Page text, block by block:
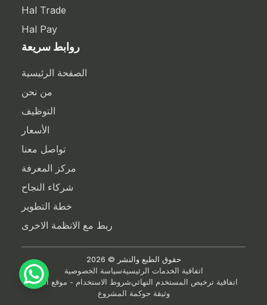
Hal Trade
Hal Pay
روابط سريعة
الصفحة الرئيسية
من نحن
التوظيف
الأسعار
تواصل معنا
مركز المعرفة
شركاء النجاح
خطة التطوير
ربط مع الانظمة الاخرى
حقوق الطبع والنشر © 2026
اتفاقية الخدمات الرئيسيةسياسة الخصوصية
اتفاقية ترخيص المستخدم النهائيشروط الاستخدام - موقع الويب
وثيقة حوكمة المشروع